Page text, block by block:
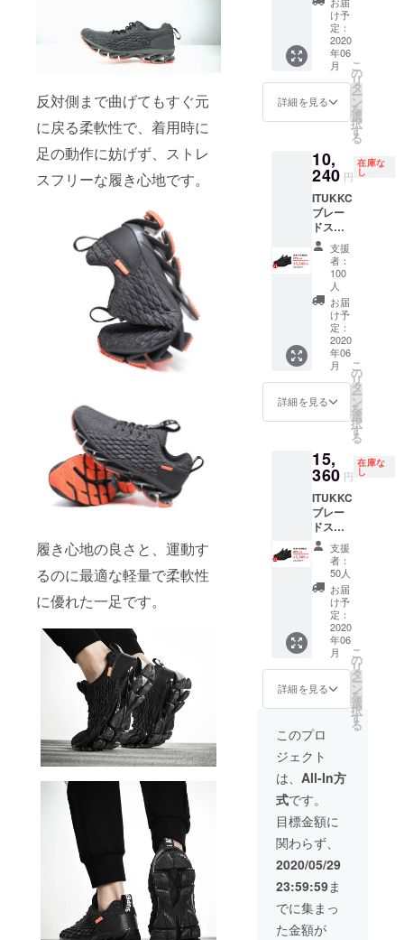
反対側まで曲げてもすぐ元
に戻る柔軟性で、着用時に
足の動作に妨げず、ストレ
スフリーな履き心地です。
履き心地の良さと、運動す
るのに最適な軽量で柔軟性
に優れた一足です。
送作業
などに
より出
荷時期
が遅れ
る場合
がござ
格とな
りま
す。 ※
ご支援
の数が
想定を
上回っ
た場
合、製
上の都
合、配
送作業
などに
より出
荷時期
が遅れ
る場合
がござ
いま
す。
け予
定：
2020
年06
月
詳細を見る
こ
の
リ
タ
ー
ン
を
選
択
す
る
10,
240 円
在庫な
し
ITUKKC
ブレー
ドス
ニー
カー×１
※送料込
みの価
格とな
りま
す。 ※
ご支援
の数が
想定を
上回っ
た場
合、配
送作業
などに
より出
荷時期
が遅れ
る場合
がござ
いま
す。
支援
者：
100
人
お届
け予
定：
2020
年06
月
詳細を見る
こ
の
リ
タ
ー
ン
を
選
択
す
る
15,
360 円
在庫な
し
ITUKKC
ブレー
ドス
ニー
カー×2
※送料込
みの価
格とな
りま
す。 ※
ご支援
の数が
想定を
上回っ
た場
合、製
造工程
上の都
合、配
送作業
などに
より出
荷時期
が遅れ
る場合
がござ
いま
す。
支援
者：
50人
お届
け予
定：
2020
年06
月
詳細を見る
こ
の
リ
タ
ー
ン
を
選
択
す
る
このプロ
ジェクト
は、 All-In方
式です。
目標金額に
関わらず、
2020/05/29
23:59:59ま
でに集まっ
た金額が